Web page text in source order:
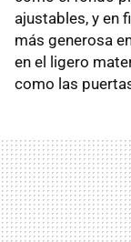
ajustables, y en
más generosa
en el ligero
como las